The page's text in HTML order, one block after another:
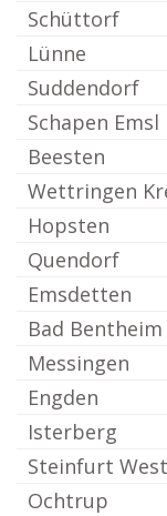
Schüttorf
Lünne
Suddendorf
Schapen Emsl
Beesten
Wettringen
Hopsten
Quendorf
Emsdetten
Bad Bentheim
Messingen
Engden
Isterberg
Steinfurt
Ochtrup